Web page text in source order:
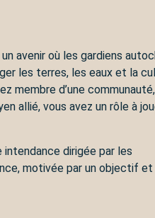
avenir où les gardiens
les terres, les eaux et la
membre d’une communauté,
allié, vous avez un rôle à
intendance dirigée par les
motivée par un objectif